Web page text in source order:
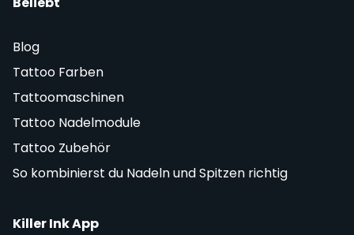
Blog
Tattoo Farben
Tattoomaschinen
Tattoo Nadelmodule
Tattoo Zubehör
So kombinierst du Nadeln und Spitzen richtig
Killer Ink App